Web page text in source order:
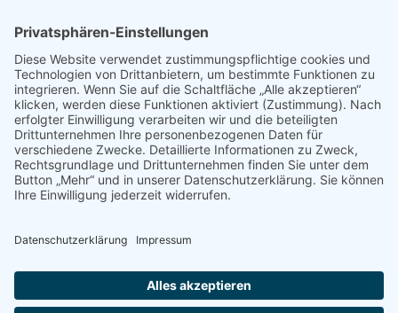
Fotos und Logos
Presseaussendungen
Presse
Presseinformationen abonnieren
ÜBER UNS
Naturschutzbund
Naturschutzjugend
Sponsoren & Partner